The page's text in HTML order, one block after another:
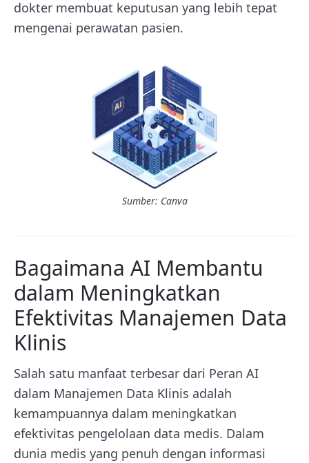
dokter membuat keputusan yang lebih tepat
mengenai perawatan pasien.
Sumber: Canva
Bagaimana AI Membantu
dalam Meningkatkan
Efektivitas Manajemen Data
Klinis
Salah satu manfaat terbesar dari Peran AI
dalam Manajemen Data Klinis adalah
kemampuannya dalam meningkatkan
efektivitas pengelolaan data medis. Dalam
dunia medis yang penuh dengan informasi